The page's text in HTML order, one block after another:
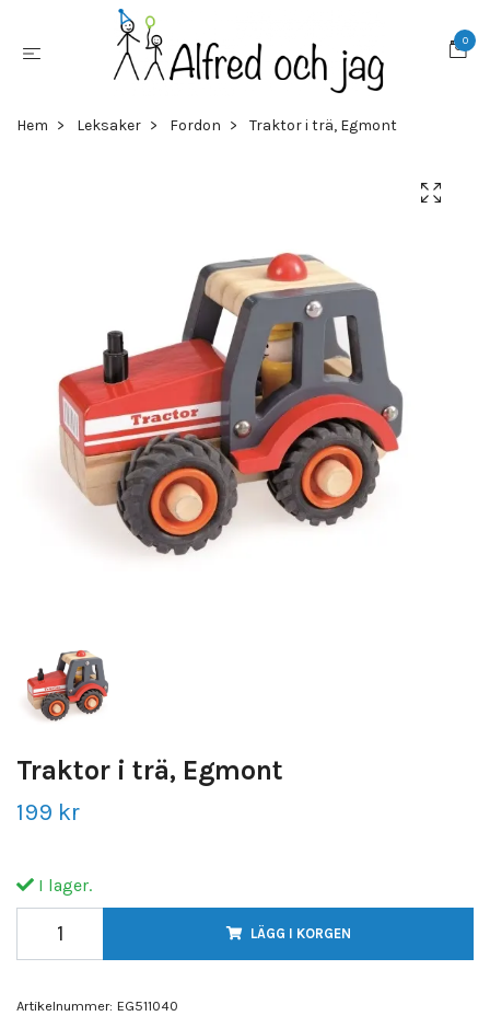
0
Hem Leksaker Fordon Traktor i trä, Egmont
Traktor i trä, Egmont
199 kr
I lager.
LÄGG I KORGEN
Artikelnummer: EG511040